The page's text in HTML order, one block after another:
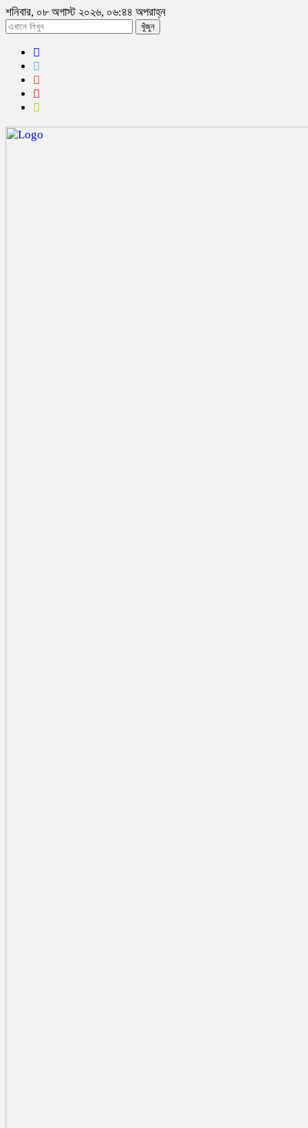
শনিবার, ০৮ অগাস্ট ২০২৬, ০৬:৪৪ অপরাহ্ন
খুঁজুন